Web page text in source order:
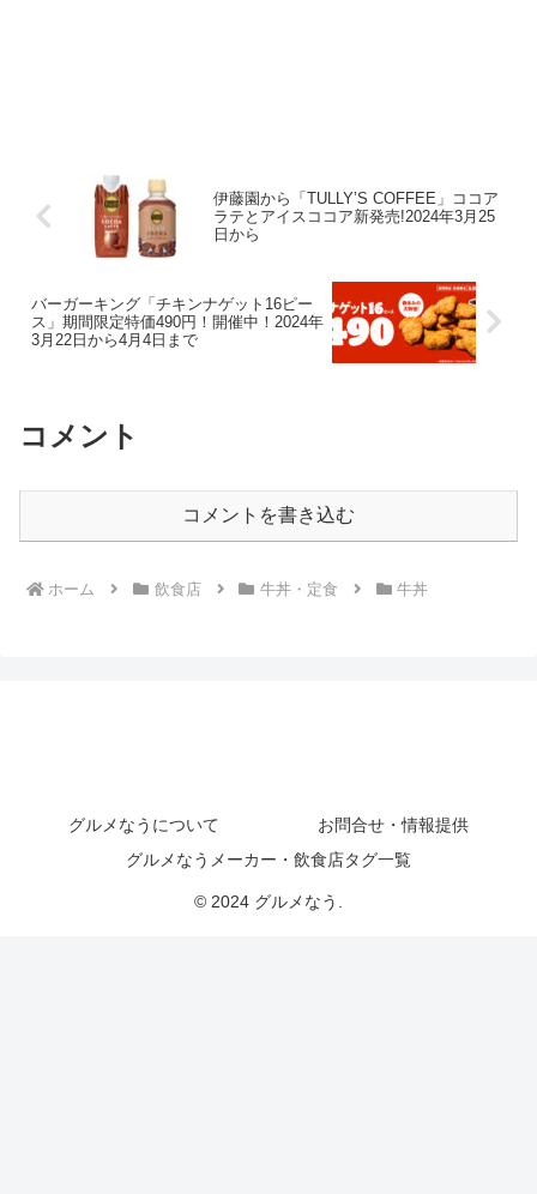
伊藤園から「TULLY’S COFFEE」ココア
ラテとアイスココア新発売!2024年3月25
日から
バーガーキング「チキンナゲット16ピー
ス」期間限定特価490円！開催中！2024年
3月22日から4月4日まで
コメント
コメントを書き込む
ホーム 飲食店 牛丼・定食 牛丼
グルメなうについて
お問合せ・情報提供
グルメなうメーカー・飲食店タグ一覧
© 2024 グルメなう.